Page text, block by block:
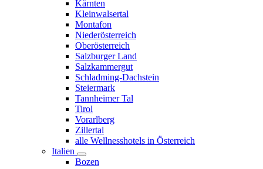
Kärnten
Kleinwalsertal
Montafon
Niederösterreich
Oberösterreich
Salzburger Land
Salzkammergut
Schladming-Dachstein
Steiermark
Tannheimer Tal
Tirol
Vorarlberg
Zillertal
alle Wellnesshotels in Österreich
Italien
Bozen